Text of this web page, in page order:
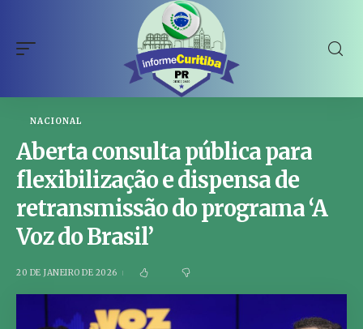
NACIONAL
Aberta consulta pública para
flexibilização e dispensa de
retransmissão do programa ‘A
Voz do Brasil’
20 DE JANEIRO DE 2026